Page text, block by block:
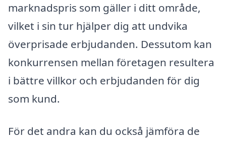
marknadspris som gäller i ditt område,
vilket i sin tur hjälper dig att undvika
överprisade erbjudanden. Dessutom kan
konkurrensen mellan företagen resultera
i bättre villkor och erbjudanden för dig
som kund.
För det andra kan du också jämföra de